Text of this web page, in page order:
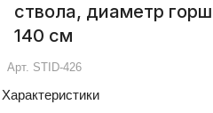
ствола, диаметр
140 см
Арт. STID-426
Характеристики